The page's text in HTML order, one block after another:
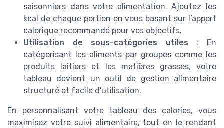
saisonniers dans votre alimentation. Ajoutez les
kcal de chaque portion en vous basant sur l’apport
calorique recommandé pour vos objectifs.
Utilisation de sous-catégories utiles : En
catégorisant les aliments par groupes comme les
produits laitiers et les matières grasses, votre
tableau devient un outil de gestion alimentaire
structuré et facile d'utilisation.
En personnalisant votre tableau des calories, vous
maximisez votre suivi alimentaire, tout en le rendant